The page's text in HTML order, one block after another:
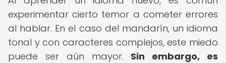
experimentar cierto temor a cometer errores
al hablar. En el caso del mandarín, un idioma
tonal y con caracteres complejos, este miedo
puede ser aún mayor. Sin embargo, es